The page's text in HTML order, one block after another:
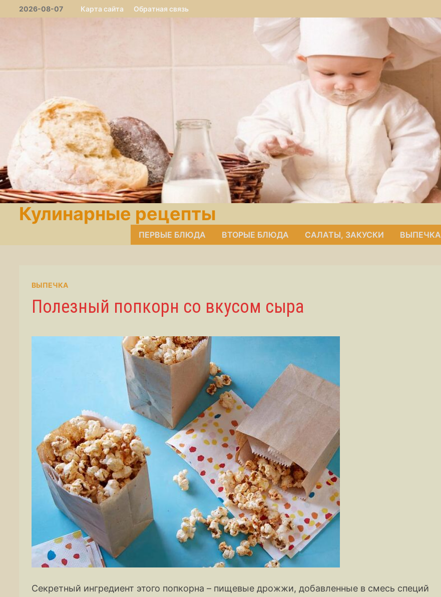
Перейти2026-08-07 Карта сайта Обратная связь
Кулинарные рецепты
ПЕРВЫЕ БЛЮДА ВТОРЫЕ БЛЮДА САЛАТЫ, ЗАКУСКИ ВЫПЕЧКА
ВЫПЕЧКА
Полезный попкорн со вкусом сыра
Секретный ингредиент этого попкорна – пищевые дрожжи, добавленные в смесь специй